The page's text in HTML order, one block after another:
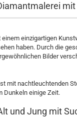
einzigartigen
haben. Durch die
Bilder
mit nachtleuchtenden
Dunkeln einige Zeit.
und Jung mit